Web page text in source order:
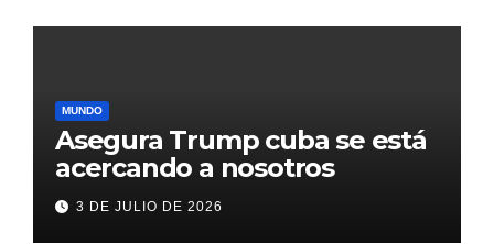
MUNDO
Asegura Trump cuba se está
acercando a nosotros
3 DE JULIO DE 2026